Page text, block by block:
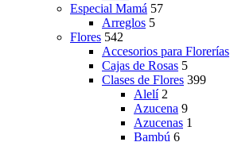
Especial Mamá 57
Arreglos 5
Flores 542
Accesorios para Florerías
Cajas de Rosas 5
Clases de Flores 399
Alelí 2
Azucena 9
Azucenas 1
Bambú 6